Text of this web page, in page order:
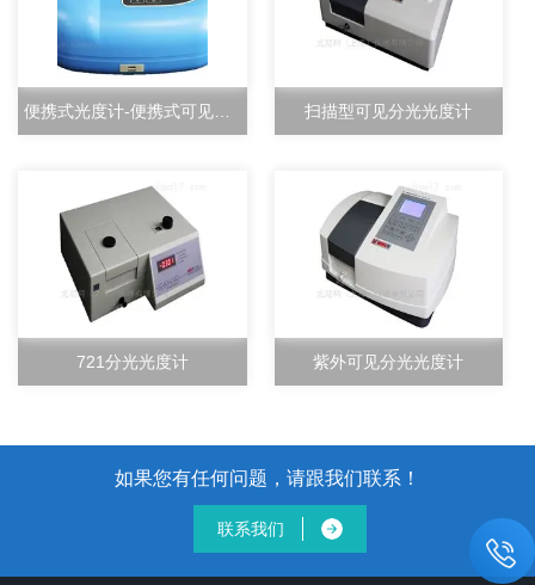
扫描型可见分光光度计
721分光光度计 紫外可见分光光度计
如果您有任何问题，请跟我们联系！
联系我们